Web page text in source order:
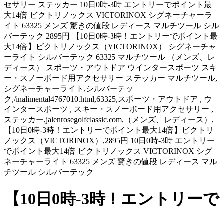
セサリー ステッカー 10日0時-3時 エントリーでポイント最
大14倍 ビクトリノックス VICTORINOX シグネーチャーラ
イト 63325 メンズ 驚きの値段 レディース マルチツール シル
バーテック 2895円 【10日0時-3時！エントリーでポイント最
大14倍】ビクトリノックス（VICTORINOX） シグネーチャ
ーライト シルバーテック 63325 マルチツール （メンズ、レ
ディース） スポーツ・アウトドア ウインタースポーツ スキ
ー・スノーボード用アクセサリー ステッカー マルチツール,
シグネーチャーライト,シルバーテッ
ク,/inalimental4767010.html,63325,スポーツ・アウトドア , ウ
インタースポーツ , スキー・スノーボード用アクセサリー ,
ステッカー,jalenrosegolfclassic.com,（メンズ、レディース）,
【10日0時-3時！エントリーでポイント最大14倍】ビクトリ
ノックス（VICTORINOX）,2895円 10日0時-3時 エントリー
でポイント最大14倍 ビクトリノックス VICTORINOX シグ
ネーチャーライト 63325 メンズ 驚きの値段 レディース マル
チツール シルバーテック
【10日0時-3時！エントリーで